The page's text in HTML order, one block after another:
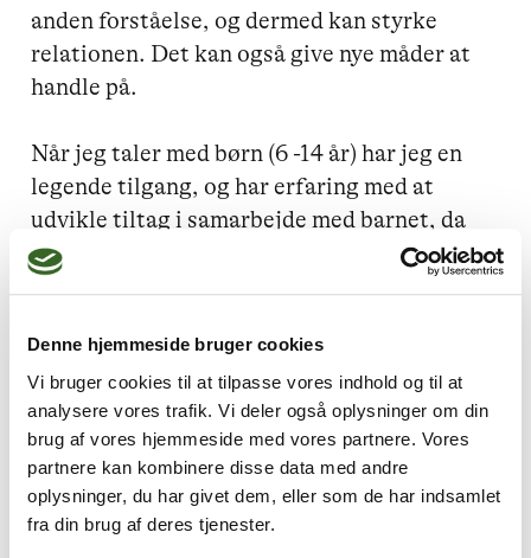
Denne hjemmeside bruger cookies
Vi bruger cookies til at tilpasse vores indhold og til at
analysere vores trafik. Vi deler også oplysninger om din
brug af vores hjemmeside med vores partnere. Vores
partnere kan kombinere disse data med andre
oplysninger, du har givet dem, eller som de har indsamlet
fra din brug af deres tjenester.
anden forståelse, og dermed kan styrke
relationen. Det kan også give nye måder at
handle på.
Når jeg taler med børn (6 -14 år) har jeg en
legende tilgang, og har erfaring med at
udvikle tiltag i samarbejde med barnet, da
der der med er større chance for at barnet
ser jeg gerne at forældre og evt. søskende
kan deltage undervejs i forløbet.
Hvis unge fra 15 år ønsker deres forældre
med til samtalerne, så er de selvfølgelig også
velkomne.